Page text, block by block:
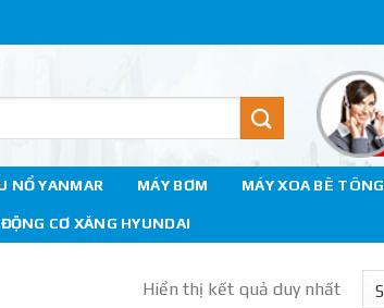
NỔ YANMAR MÁY BƠM MÁY XOA BÊ TÔNG
ĐỘNG CƠ XĂNG HYUNDAI
Hiển thị kết quả duy nhất